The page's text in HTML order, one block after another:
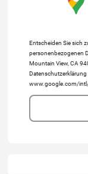
Entscheiden Sie sich
personenbezogenen
Mountain View, CA
Datenschutzerklärung
www.google.com/